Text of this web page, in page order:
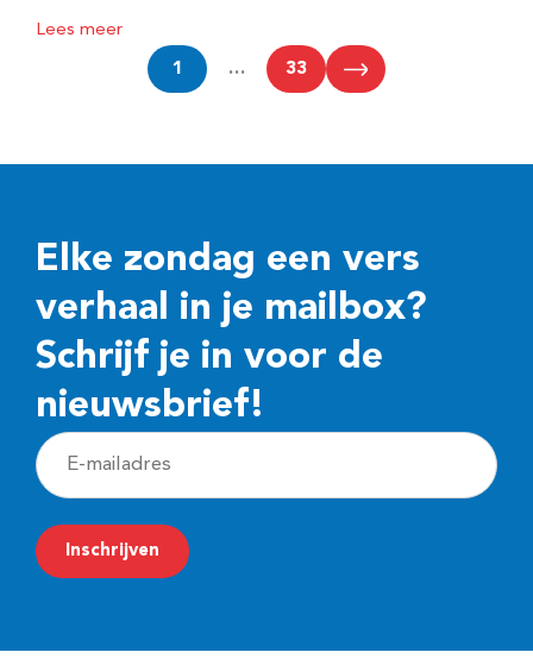
Lees meer
1 … 33
Elke zondag een vers
verhaal in je mailbox?
Schrijf je in voor de
nieuwsbrief!
E
-
m
a
Inschrijven